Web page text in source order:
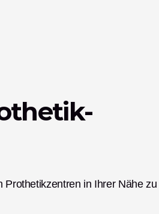
Prothetikzentren in Ihrer Nähe zu